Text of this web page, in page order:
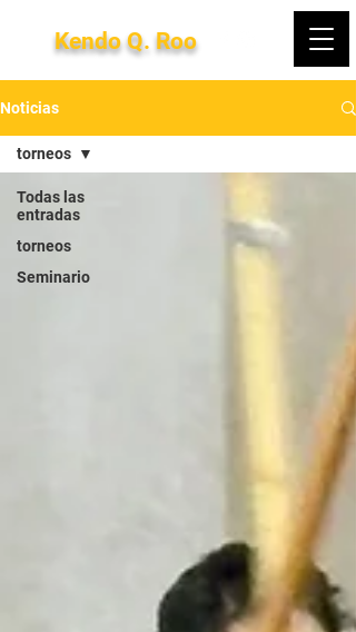
Kendo Q. Roo
Noticias
Todas las
entradas
torneos
Seminario
torneos